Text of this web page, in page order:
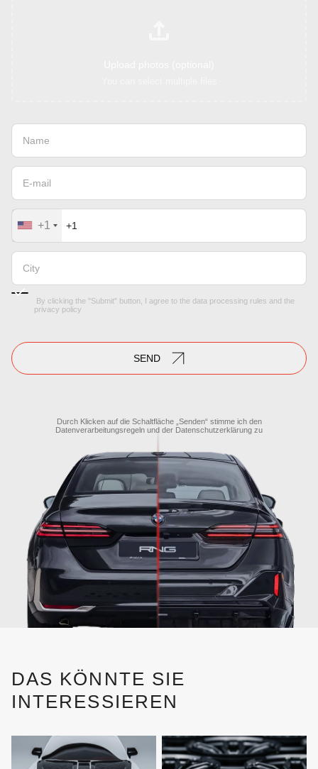
+1
By clicking the "Submit" button, I agree to the data processing rules and the
privacy policy
SEND
Durch Klicken auf die Schaltfläche „Senden“ stimme ich den
Datenverarbeitungsregeln und der Datenschutzerklärung zu
DAS KÖNNTE SIE
INTERESSIEREN